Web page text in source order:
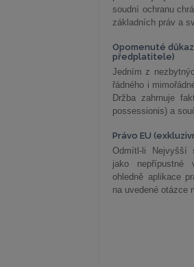
soudní ochranu
základních práv a
Opomenuté
předplatitele)
Jedním z
řádného i
Držba zahrnuje
possessionis) a
Právo EU
Odmítl-li Nejvyšší
jako
ohledně aplikace
na uvedené otázce